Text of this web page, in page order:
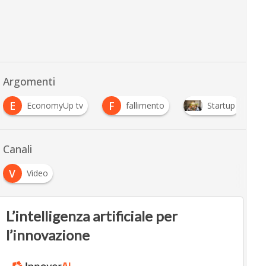
Argomenti
E
EconomyUp tv F fallimento Startup
Canali
V
Video
L’intelligenza artificiale per
l’innovazione